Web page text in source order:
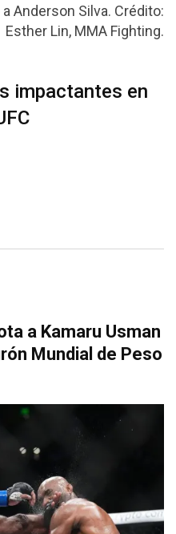
Anderson Silva. Crédito:
Esther Lin, MMA Fighting.
impactantes en
a Kamaru Usman
Mundial de Peso